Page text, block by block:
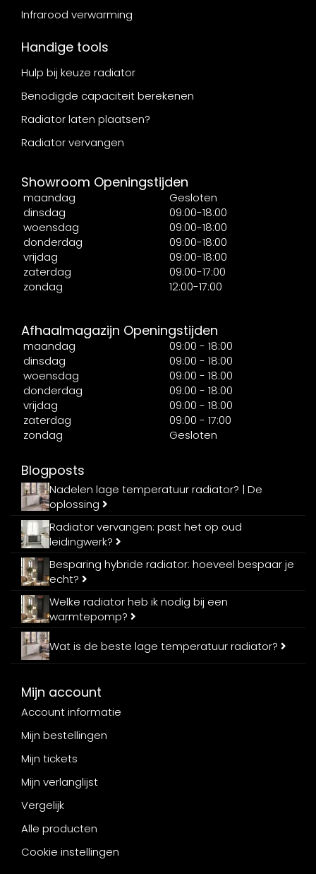
Infrarood verwarming
Handige tools
Hulp bij keuze radiator
Benodigde capaciteit berekenen
Radiator laten plaatsen?
Radiator vervangen
Showroom Openingstijden
maandag
Gesloten
dinsdag
09:00-18:00
woensdag
09:00-18:00
donderdag
09:00-18:00
vrijdag
09:00-18:00
zaterdag
09:00-17:00
zondag
12:00-17:00
Afhaalmagazijn Openingstijden
maandag
09:00 - 18:00
dinsdag
09:00 - 18:00
woensdag
09:00 - 18:00
donderdag
09:00 - 18:00
vrijdag
09:00 - 18:00
zaterdag
09:00 - 17:00
zondag
Gesloten
Blogposts
Nadelen lage temperatuur radiator? | De
oplossing
Radiator vervangen: past het op oud
leidingwerk?
Besparing hybride radiator: hoeveel bespaar je
echt?
Welke radiator heb ik nodig bij een
warmtepomp?
Wat is de beste lage temperatuur radiator?
Mijn account
Account informatie
Mijn bestellingen
Mijn tickets
Mijn verlanglijst
Vergelijk
Alle producten
Cookie instellingen